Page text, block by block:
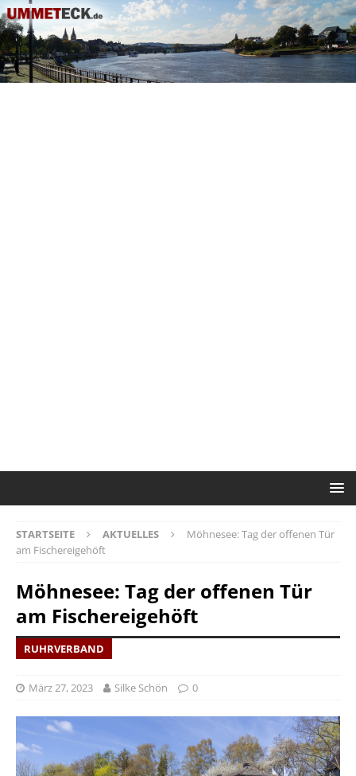
STARTSEITE AKTUELLES
Möhnesee: Tag der offenen Tür
am Fischereigehöft
Möhnesee: Tag der offenen Tür
am Fischereigehöft
RUHRVERBAND
März 27, 2023 Silke Schön 0